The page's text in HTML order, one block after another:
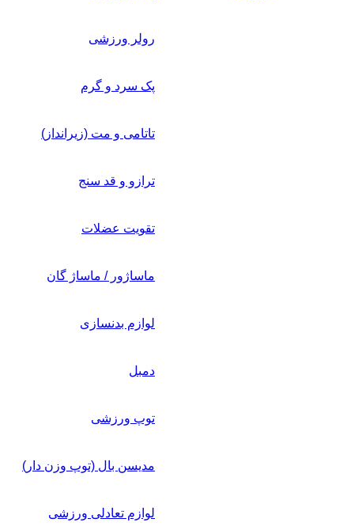
رولر ورزشی
پک سرد و گرم
تاتامی و مت (زیرانداز)
ترازو و قد سنج
تقویت عضلات
ماساژور / ماساژ گان
لوازم بدنسازی
دمبل
توپ ورزشی
مدیسن بال (توپ وزن دار)
لوازم تعادلی ورزشی